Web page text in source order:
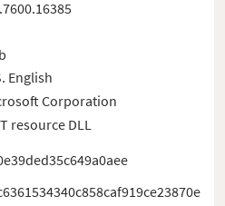
English
Corporation
resource DLL